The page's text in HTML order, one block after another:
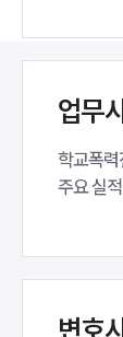
업무
학교폭
주요 실